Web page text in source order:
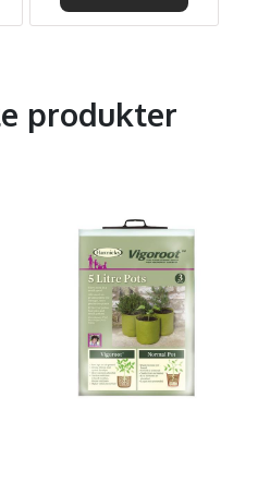
produkter